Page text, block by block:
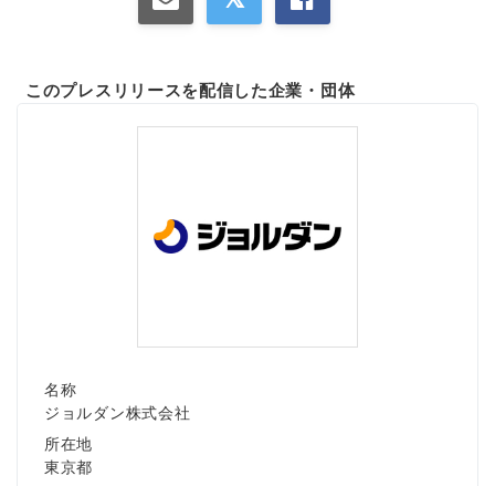
このプレスリリースを配信した企業・団体
名称
ジョルダン株式会社
所在地
東京都
Japanese